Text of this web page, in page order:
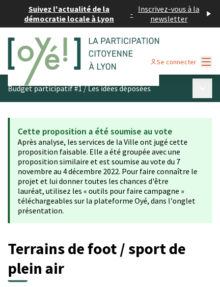
Suivez l'actualité de la
démocratie locale à Lyon
- Inscrivez-vous à la
newsletter
Se connecter
Budget participatif #1/Les idées déposées
Cette proposition a été soumise au vote
Après analyse, les services de la Ville ont jugé cette
proposition faisable. Elle a été groupée avec une
proposition similaire et est soumise au vote du 7
novembre au 4 décembre 2022. Pour faire connaître le
projet et lui donner toutes les chances d'être
lauréat, utilisez les « outils pour faire campagne »
téléchargeables sur la plateforme Oyé, dans l'onglet
présentation.
Terrains de foot / sport de
plein air